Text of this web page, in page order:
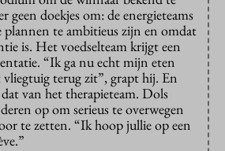
doekjes om: de energieteams
plannen te ambitieus zijn en omdat
is. Het voedselteam krijgt een
“Ik ga nu echt mijn eten
terug zit”, grapt hij. En
van het therapieteam. Dols
op om serieus te overwegen
te zetten. “Ik hoop jullie op een